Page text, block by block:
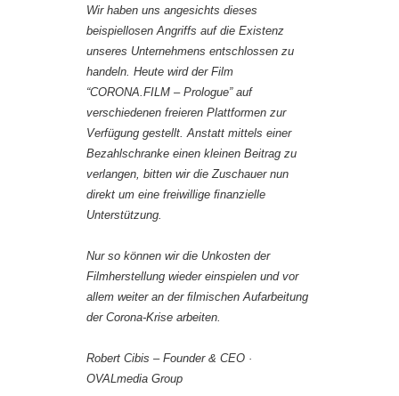
Wir haben uns angesichts dieses
beispiellosen Angriffs auf die Existenz
unseres Unternehmens entschlossen zu
handeln. Heute wird der Film
“CORONA.FILM – Prologue” auf
verschiedenen freieren Plattformen zur
Verfügung gestellt. Anstatt mittels einer
Bezahlschranke einen kleinen Beitrag zu
verlangen, bitten wir die Zuschauer nun
direkt um eine freiwillige ﬁnanzielle
Unterstützung.
Nur so können wir die Unkosten der
Filmherstellung wieder einspielen und vor
allem weiter an der ﬁlmischen Aufarbeitung
der Corona-Krise arbeiten.
Robert Cibis – ‎Founder & CEO ·
‎OVALmedia Group